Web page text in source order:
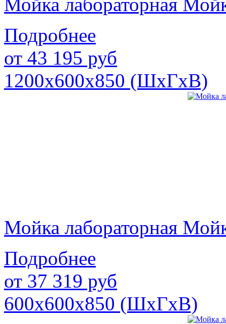
Мойка лабораторная
Подробнее
от 43 195 руб
1200х600х850 (ШхГхВ)
Мойка лабораторная
Подробнее
от 37 319 руб
600х600х850 (ШхГхВ)